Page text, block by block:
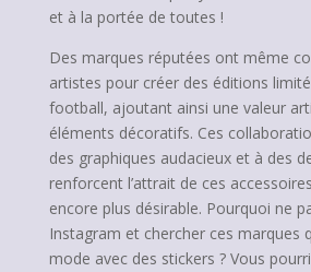
et à la portée de toutes !
Des marques réputées ont même
artistes pour créer des éditions
football, ajoutant ainsi une valeur
éléments décoratifs. Ces
des graphiques audacieux et à des
renforcent l’attrait de ces
encore plus désirable. Pourquoi ne
Instagram et chercher ces marques
mode avec des stickers ? Vous